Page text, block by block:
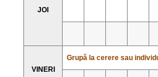
JOI
VINERI
Grupă la cerere sau